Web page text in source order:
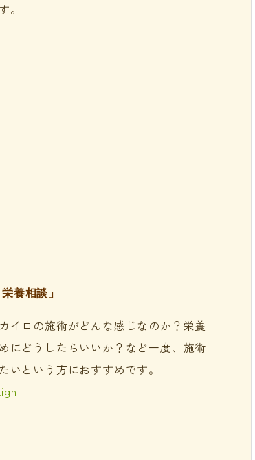
。
養相談」
イロの施術がどんな感じなのか？栄養
にどうしたらいいか？など一度、施術
いという方におすすめです。